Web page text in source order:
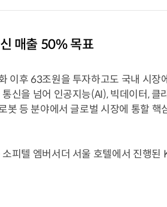
매출 50% 목표
이후 63조원을 투자하고도 국내 시
신을 넘어 인공지능(AI), 빅데이터, 클
봇 등 분야에서 글로벌 시장에 통할
피텔 엠버서더 서울 호텔에서 진행된